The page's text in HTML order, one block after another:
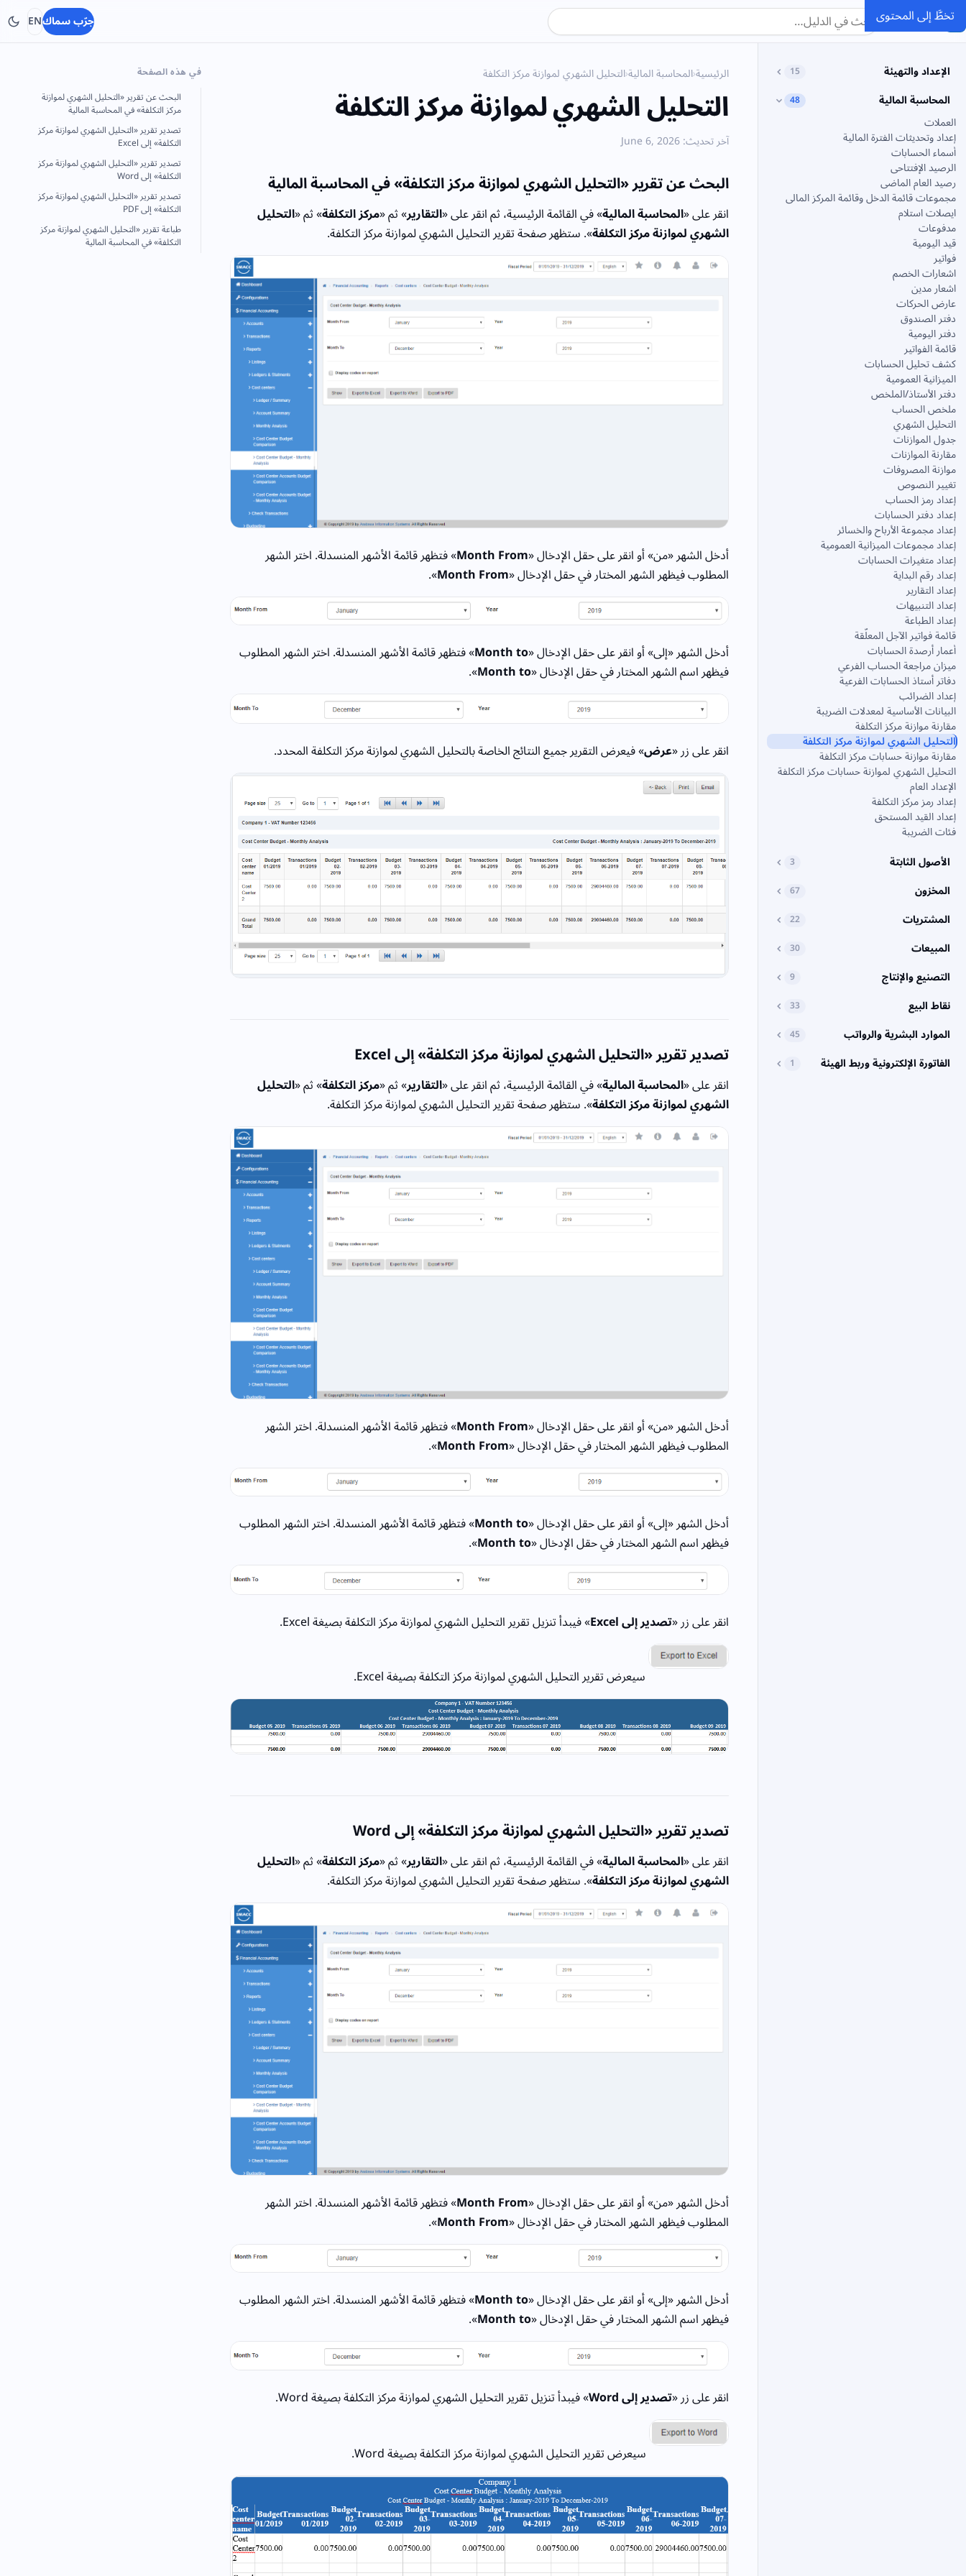
تخطَّ إلى المحتوى
SMACCالدليل جرّب سماكEN
الإعداد والتهيئة 15
المحاسبة المالية 48
العملات
إعداد وتحديثات الفترة المالية
أسماء الحسابات
الرصيد الإفتتاحى
رصيد العام الماضى
مجموعات قائمة الدخل وقائمة المركز المالى
ايصلات استلام
مدفوعات
قيد اليومية
فواتير
اشعارات الخصم
اشعار مدين
عارض الحركات
دفتر الصندوق
دفتر اليومية
قائمة الفواتير
كشف تحليل الحسابات
الميزانية العمومية
دفتر الأستاذ/الملخص
ملخص الحساب
التحليل الشهري
جدول الموازنات
مقارنة الموازنات
موازنة المصروفات
تغيير النصوص
إعداد رمز الحساب
إعداد دفتر الحسابات
إعداد مجموعة الأرباح والخسائر
إعداد مجموعات الميزانية العمومية
إعداد متغيرات الحسابات
إعداد رقم البداية
إعداد التقارير
إعداد التنبيهات
إعداد الطباعة
قائمة فواتير الآجل المعلّقة
أعمار أرصدة الحسابات
ميزان مراجعة الحساب الفرعي
دفاتر أستاذ الحسابات الفرعية
إعداد الضرائب
البيانات الأساسية لمعدلات الضريبة
مقارنة موازنة مركز التكلفة
التحليل الشهري لموازنة مركز التكلفة
مقارنة موازنة حسابات مركز التكلفة
التحليل الشهري لموازنة حسابات مركز التكلفة
الإعداد العام
إعداد رمز مركز التكلفة
إعداد القيد المستحق
فئات الضريبة
الأصول الثابتة
3
المخزون 67
المشتريات 22
المبيعات 30
التصنيع والإنتاج 9
نقاط البيع 33
الموارد البشرية والرواتب 45
الفاتورة الإلكترونية وربط الهيئة 1
الرئيسية›المحاسبة المالية›التحليل الشهري لموازنة مركز التكلفة
التحليل الشهري لموازنة مركز التكلفة
آخر تحديث: June 6, 2026
البحث عن تقرير «التحليل الشهري لموازنة مركز التكلفة» في المحاسبة المالية
انقر على «المحاسبة المالية» في القائمة الرئيسية، ثم انقر على «التقارير» ثم «مركز التكلفة» ثم «التحليل
الشهري لموازنة مركز التكلفة». ستظهر صفحة تقرير التحليل الشهري لموازنة مركز التكلفة.
أدخل الشهر «من» أو انقر على حقل الإدخال «Month From» فتظهر قائمة الأشهر المنسدلة. اختر الشهر
المطلوب فيظهر الشهر المختار في حقل الإدخال «Month From
».
أدخل الشهر «إلى» أو انقر على حقل الإدخال «Month to» فتظهر قائمة الأشهر المنسدلة. اختر الشهر المطلوب
فيظهر اسم الشهر المختار في حقل الإدخال «Month to
».
انقر على زر «عرض» فيعرض التقرير جميع النتائج الخاصة بالتحليل الشهري لموازنة مركز التكلفة المحدد.
تصدير تقرير «التحليل الشهري لموازنة مركز التكلفة» إلى Excel
انقر على «المحاسبة المالية» في القائمة الرئيسية، ثم انقر على «التقارير» ثم «مركز التكلفة» ثم «التحليل
الشهري لموازنة مركز التكلفة». ستظهر صفحة تقرير التحليل الشهري لموازنة مركز التكلفة.
أدخل الشهر «من» أو انقر على حقل الإدخال «Month From» فتظهر قائمة الأشهر المنسدلة. اختر الشهر
المطلوب فيظهر الشهر المختار في حقل الإدخال «Month From
».
أدخل الشهر «إلى» أو انقر على حقل الإدخال «Month to» فتظهر قائمة الأشهر المنسدلة. اختر الشهر المطلوب
فيظهر اسم الشهر المختار في حقل الإدخال «Month to
».
انقر على زر «تصدير إلى Excel » فيبدأ تنزيل تقرير التحليل الشهري لموازنة مركز التكلفة بصيغة Excel.
سيعرض تقرير التحليل الشهري لموازنة مركز التكلفة بصيغة Excel.
تصدير تقرير «التحليل الشهري لموازنة مركز التكلفة» إلى Word
انقر على «المحاسبة المالية» في القائمة الرئيسية، ثم انقر على «التقارير» ثم «مركز التكلفة» ثم «التحليل
الشهري لموازنة مركز التكلفة». ستظهر صفحة تقرير التحليل الشهري لموازنة مركز التكلفة.
أدخل الشهر «من» أو انقر على حقل الإدخال «Month From» فتظهر قائمة الأشهر المنسدلة. اختر الشهر
المطلوب فيظهر الشهر المختار في حقل الإدخال «Month From
».
أدخل الشهر «إلى» أو انقر على حقل الإدخال «Month to» فتظهر قائمة الأشهر المنسدلة. اختر الشهر المطلوب
فيظهر اسم الشهر المختار في حقل الإدخال «Month to
».
انقر على زر «تصدير إلى Word » فيبدأ تنزيل تقرير التحليل الشهري لموازنة مركز التكلفة بصيغة Word.
سيعرض تقرير التحليل الشهري لموازنة مركز التكلفة بصيغة Word.
في هذه الصفحة
البحث عن تقرير «التحليل الشهري لموازنة
مركز التكلفة» في المحاسبة المالية
تصدير تقرير «التحليل الشهري لموازنة مركز
التكلفة» إلى Excel
تصدير تقرير «التحليل الشهري لموازنة مركز
التكلفة» إلى Word
تصدير تقرير «التحليل الشهري لموازنة مركز
التكلفة» إلى PDF
طباعة تقرير «التحليل الشهري لموازنة مركز
التكلفة» في المحاسبة المالية